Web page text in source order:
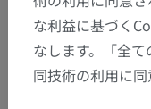
アプリを入手
な利益に基づく
なします。「全
同技術の利用に同